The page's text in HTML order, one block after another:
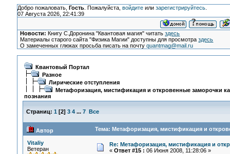
Добро пожаловать, Гость. Пожалуйста, войдитеили зарегистрируйтесь.
07 Августа 2026, 22:41:39
Новости: Книгу С.Доронина "Квантовая магия" читатьздесь
Материалы старого сайта "Физика Магии" доступны для просмотраздесь
О замеченных глюках просьба писать на почтуquantmag@mail.ru
Квантовый Портал
Разное
Лирические отступления
Метафоризация, мистификация и откровенные заморочки
познания
Страниц: 1 [2] 3 4 ... 7 Все
Автор Тема: Метафоризация, мистификация и
Vitaliy
Ветеран
Re: Метафоризация, мистификация и
« Ответ #15 : 06 Июня 2008, 11:28:06 »